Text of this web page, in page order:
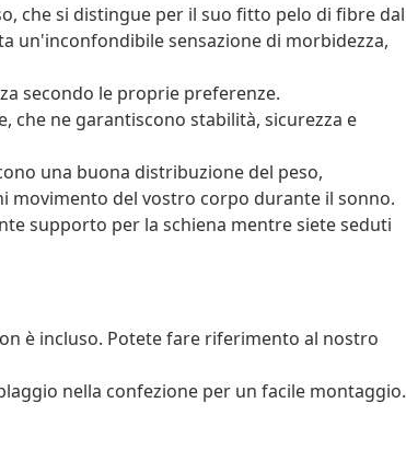
che si distingue per il suo fitto pelo di fibre dal
un'inconfondibile sensazione di morbidezza,
secondo le proprie preferenze.
che ne garantiscono stabilità, sicurezza e
una buona distribuzione del peso,
movimento del vostro corpo durante il sonno.
supporto per la schiena mentre siete seduti
è incluso. Potete fare riferimento al nostro
nella confezione per un facile montaggio.